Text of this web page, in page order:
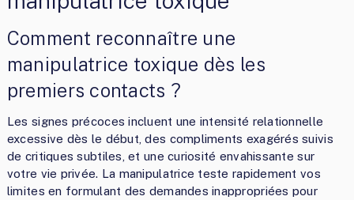
Comment reconnaître une
manipulatrice toxique dès les
premiers contacts ?
Les signes précoces incluent une intensité relationnelle
excessive dès le début, des compliments exagérés suivis
de critiques subtiles, et une curiosité envahissante sur
votre vie privée. La manipulatrice teste rapidement vos
limites en formulant des demandes inappropriées pour